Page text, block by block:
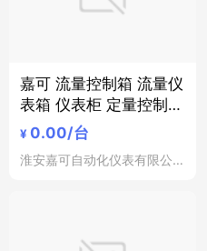
嘉可 流量控制箱 流量仪
表箱 仪表柜 定量控制箱
仪表盘
¥ 0.00/台
淮安嘉可自动化仪表有限公司